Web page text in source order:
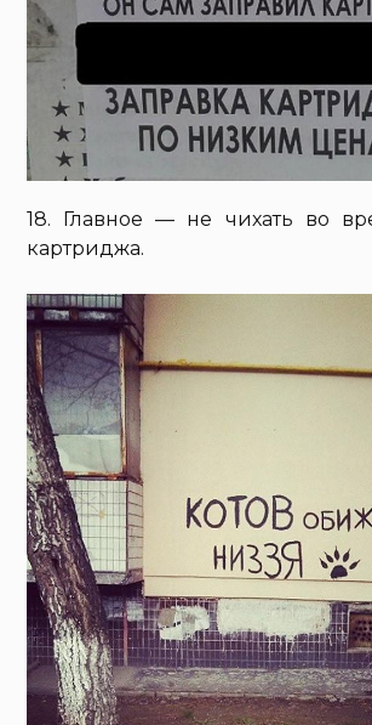
18. Главное — не чихать во
картриджа.